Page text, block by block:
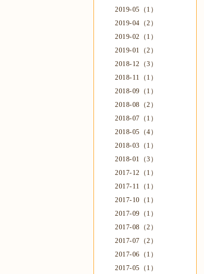
2019-05（1）
2019-04（2）
2019-02（1）
2019-01（2）
2018-12（3）
2018-11（1）
2018-09（1）
2018-08（2）
2018-07（1）
2018-05（4）
2018-03（1）
2018-01（3）
2017-12（1）
2017-11（1）
2017-10（1）
2017-09（1）
2017-08（2）
2017-07（2）
2017-06（1）
2017-05（1）